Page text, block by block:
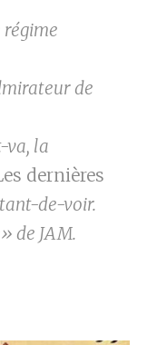
de
va, la
dernières
de-voir.
de JAM.